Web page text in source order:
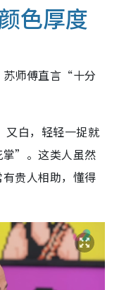
色厚度
苏师傅直言“十分
又白，轻轻一捉就
掌”。这类人虽然
贵人相助，懂得